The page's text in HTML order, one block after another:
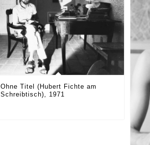
Ohne Titel (Hubert Fichte am
Schreibtisch), 1971